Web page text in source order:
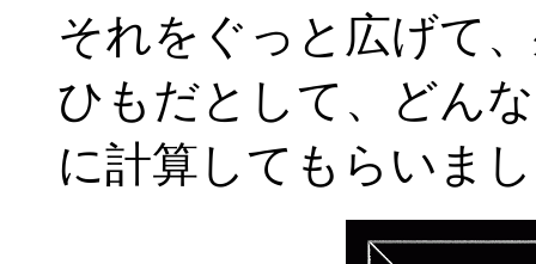
それをぐっと広げて
ひもだとして、どん
に計算してもらいま